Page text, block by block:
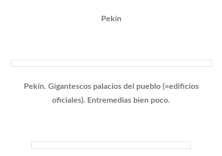
Pekín
Pekín. Gigantescos palacios del pueblo (=edificios
oficiales). Entremedias bien poco.